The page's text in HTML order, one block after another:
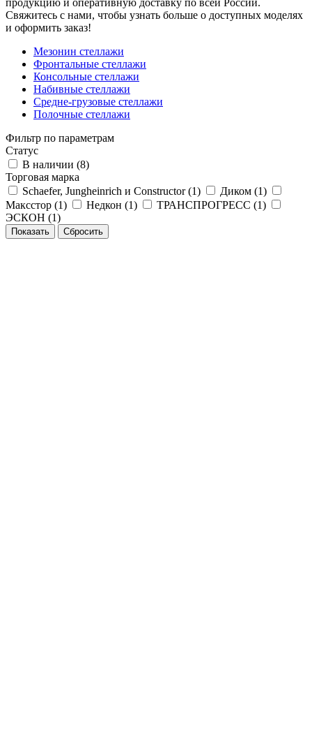
Свяжитесь с нами, чтобы узнать больше о доступных моделях
и оформить заказ!
Мезонин стеллажи
Фронтальные стеллажи
Консольные стеллажи
Набивные стеллажи
Средне-грузовые стеллажи
Полочные стеллажи
Фильтр по параметрам
Статус
В наличии (8)
Торговая марка
Schaefer, Jungheinrich и Constructor (1) Диком (1)
Максстор (1) Недкон (1) ТРАНСПРОГРЕСС (1)
ЭСКОН (1)
Сбросить